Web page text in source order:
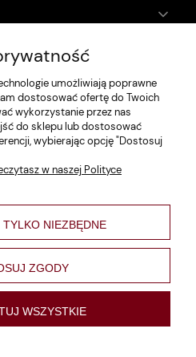
umożliwiają poprawne
dostosować ofertę do Twoich
wykorzystanie przez nas
do sklepu lub dostosować
wybierając opcję "Dostosuj
w naszej Polityce
NIEZBĘDNE
ZGODY
WSZYSTKIE